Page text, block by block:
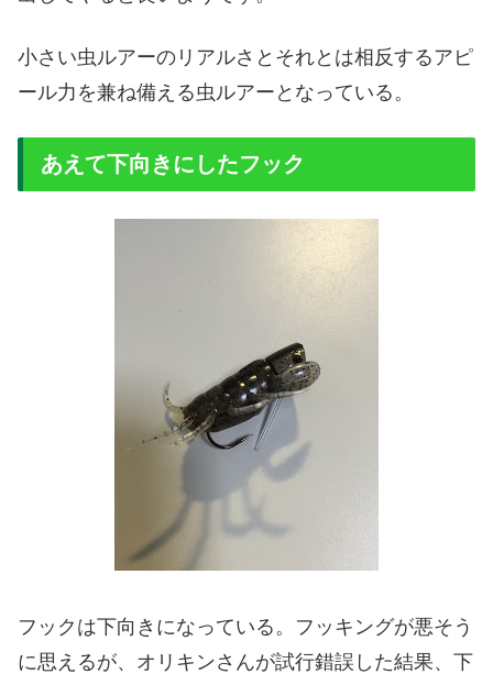
小さい虫ルアーのリアルさとそれとは相反するアピ
ール力を兼ね備える虫ルアーとなっている。
あえて下向きにしたフック
フックは下向きになっている。フッキングが悪そう
に思えるが、オリキンさんが試行錯誤した結果、下